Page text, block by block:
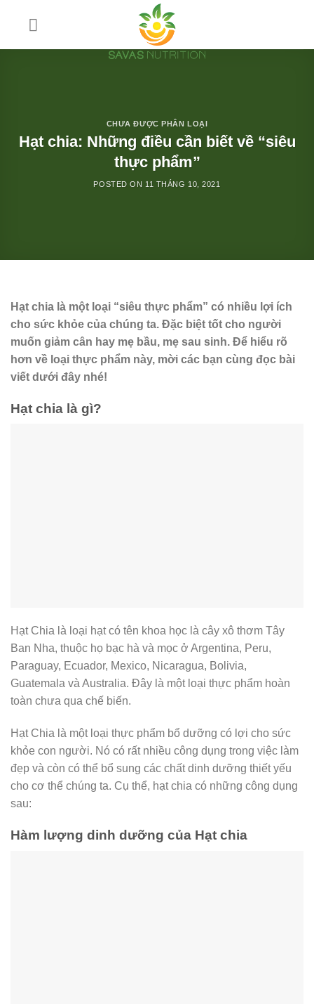
CHƯA ĐƯỢC PHÂN LOẠI
Hạt chia: Những điều cần biết về “siêu
thực phẩm”
POSTED ON 11 THÁNG 10, 2021
Hạt chia là một loại “siêu thực phẩm” có nhiều lợi ích
cho sức khỏe của chúng ta. Đặc biệt tốt cho người
muốn giảm cân hay mẹ bầu, mẹ sau sinh. Để hiểu rõ
hơn về loại thực phẩm này, mời các bạn cùng đọc bài
viết dưới đây nhé!
Hạt chia là gì?
Hạt Chia là loại hạt có tên khoa học là cây xô thơm Tây
Ban Nha, thuộc họ bạc hà và mọc ở Argentina, Peru,
Paraguay, Ecuador, Mexico, Nicaragua, Bolivia,
Guatemala và Australia. Đây là một loại thực phẩm hoàn
toàn chưa qua chế biến.
Hạt Chia là một loại thực phẩm bổ dưỡng có lợi cho sức
khỏe con người. Nó có rất nhiều công dụng trong việc làm
đẹp và còn có thể bổ sung các chất dinh dưỡng thiết yếu
cho cơ thể chúng ta. Cụ thể, hạt chia có những công dụng
sau:
Hàm lượng dinh dưỡng của Hạt chia